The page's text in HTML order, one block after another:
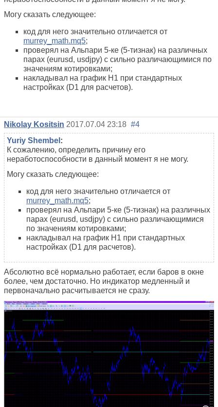
Могу сказать следующее:
код для него значительно отличается от
murrey_math.mq5;
проверял на Альпари 5-ке (5-тизнак) на различных
парах (eurusd, usdjpy) с сильно различающимися по
значениям котировками;
накладывал на график H1 при стандартных
настройках (D1 для расчетов).
Nikolay Kositsin 2017.07.04 23:18 #4
Yuriy Shembel :
К сожалению, определить причину его
неработоспособности в данный момент я не могу.
Могу сказать следующее:
код для него значительно отличается от
murrey_math.mq5;
проверял на Альпари 5-ке (5-тизнак) на различных
парах (eurusd, usdjpy) с сильно различающимися
по значениям котировками;
накладывал на график H1 при стандартных
настройках (D1 для расчетов).
Абсолютно всё нормально работает, если баров в окне
более, чем достаточно. Но индикатор медленный и
первоначально расчитывается не сразу.